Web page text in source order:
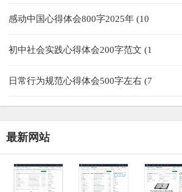
感动中国心得体会800字2025年 (10
初中社会实践心得体会200字范文 (1
日常行为规范心得体会500字左右 (7
最新网站